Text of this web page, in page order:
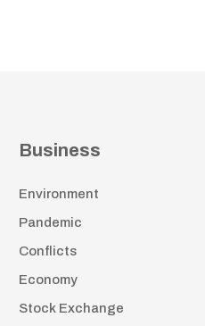
Business
Environment
Pandemic
Conflicts
Economy
Stock Exchange